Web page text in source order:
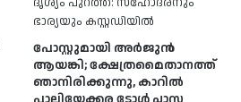
പോസ്റ്റുമായി അർജുൻ
ആയങ്കി; ക്ഷേത്രമൈതാനത്ത്
ഞാനിരിക്കുന്നു, കാറിൽ